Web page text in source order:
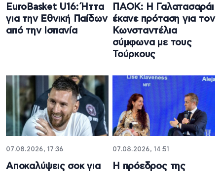
EuroBasket U16: Ήττα
για την Εθνική Παίδων
από την Ισπανία
ΠΑΟΚ: Η Γαλατασαράι
έκανε πρόταση για τον
Κωνσταντέλια
σύμφωνα με τους
Τούρκους
07.08.2026, 17:36
Aποκαλύψεις σοκ για
07.08.2026, 14:51
Η πρόεδρος της